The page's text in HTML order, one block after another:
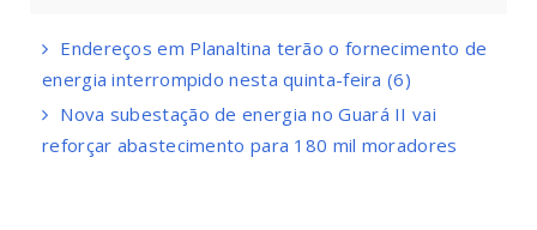
Endereços em Planaltina terão o fornecimento de
energia interrompido nesta quinta-feira (6)
Nova subestação de energia no Guará II vai
reforçar abastecimento para 180 mil moradores